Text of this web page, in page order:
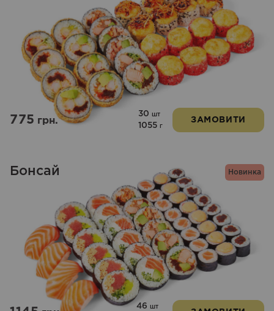
775грн.
30 шт
1055 г
ЗАМОВИТИ
Новинка
Бонсай
46 шт